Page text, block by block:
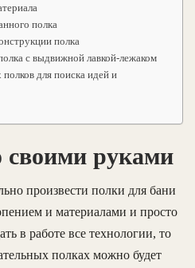
полка
полка
с выдвижной лавкой-лежаком
для поиска идей и
руками
произвести полки для бани
и материалами и просто
в работе все технологии, то
полках можно будет